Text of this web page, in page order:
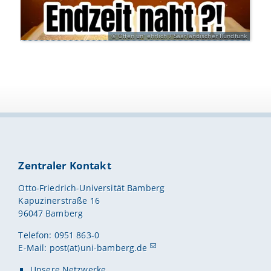
Offen un' ehrlich / Saarländischer Rundfunk
Zentraler Kontakt
Otto-Friedrich-Universität Bamberg
Kapuzinerstraße 16
96047 Bamberg
Telefon: 0951 863-0
E-Mail: post(at)uni-bamberg.de